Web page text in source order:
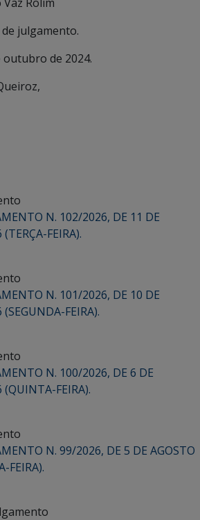
julgamento.
outubro de 2024.
N. 102/2026, DE 11 DE
FEIRA).
N. 101/2026, DE 10 DE
FEIRA).
N. 100/2026, DE 6 DE
(QUINTA-FEIRA).
N. 99/2026, DE 5 DE AGOSTO
FEIRA).